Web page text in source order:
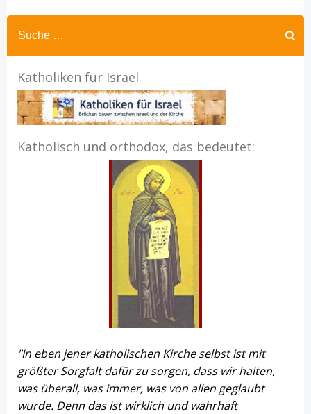
Katholiken für Israel
Katholisch und orthodox, das bedeutet:
"In eben jener katholischen Kirche selbst ist mit
größter Sorgfalt dafür zu sorgen, dass wir halten,
was überall, was immer, was von allen geglaubt
wurde. Denn das ist wirklich und wahrhaft